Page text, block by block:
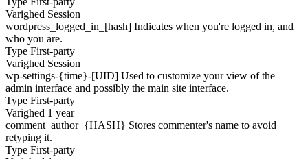
Varighed Session
wordpress_logged_in_[hash] Indicates when you're logged in, and
who you are.
Type First-party
Varighed Session
wp-settings-{time}-[UID] Used to customize your view of the
admin interface and possibly the main site interface.
Type First-party
Varighed 1 year
comment_author_{HASH} Stores commenter's name to avoid
retyping it.
Type First-party